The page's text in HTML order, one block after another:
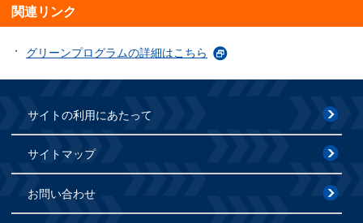
関連リンク
グリーンプログラムの詳細はこちら
サイトの利用にあたって
サイトマップ
お問い合わせ